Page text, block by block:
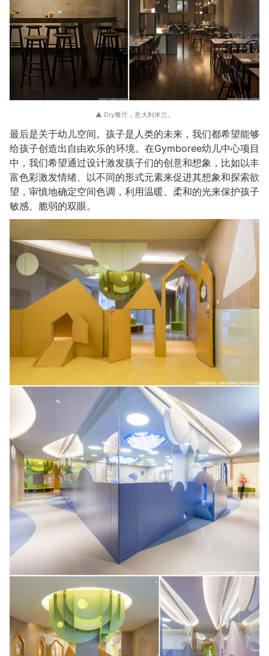
▲ Dry餐厅，意大利米兰。
最后是关于幼儿空间。孩子是人类的未来，我们都希望能够
给孩子创造出自由欢乐的环境。在Gymboree幼儿中心项目
中，我们希望通过设计激发孩子们的创意和想象，比如以丰
富色彩激发情绪、以不同的形式元素来促进其想象和探索欲
望，审慎地确定空间色调，利用温暖、柔和的光来保护孩子
敏感、脆弱的双眼。